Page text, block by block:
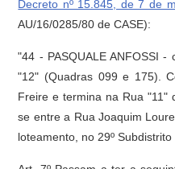
Decreto nº 15.845, de 7 de
AU/16/0285/80 de CASE):
"44 - PASQUALE ANFOSSI
"12" (Quadras 099 e 175).
Freire e termina na Rua "11"
se entre a Rua Joaquim
loteamento, no 29º